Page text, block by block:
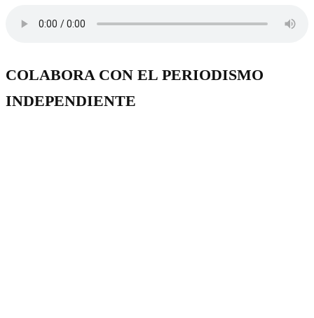
COLABORA CON EL PERIODISMO
INDEPENDIENTE